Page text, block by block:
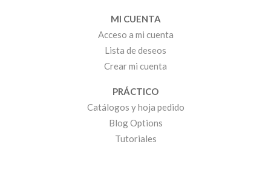
MI CUENTA
Acceso a mi cuenta
Lista de deseos
Crear mi cuenta
PRÁCTICO
Catálogos y hoja pedido
Blog Options
Tutoriales